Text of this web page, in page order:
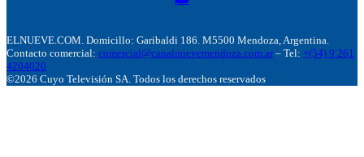
ELNUEVE.COM. Domicillo: Garibaldi 186. M5500 Mendoza, Argentina.
Contacto comercial: comercial@canalnuevemendoza.com.ar – Tel: +(54) 9 261
4204020
©2026 Cuyo Televisión SA. Todos los derechos reservados